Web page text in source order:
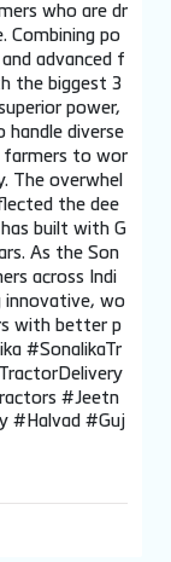
who are dr
Combining po
advanced f
the biggest 3
power,
handle diverse
farmers to wor
The overwhel
the dee
built with G
As the Son
across Indi
innovative, wo
with better p
#SonalikaTr
#Jeetn
#Halvad #Guj